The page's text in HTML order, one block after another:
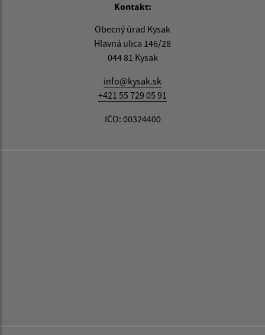
Kontakt:
Obecný úrad Kysak
Hlavná ulica 146/28
044 81 Kysak
info@kysak.sk
+421 55 729 05 91
IČO: 00324400